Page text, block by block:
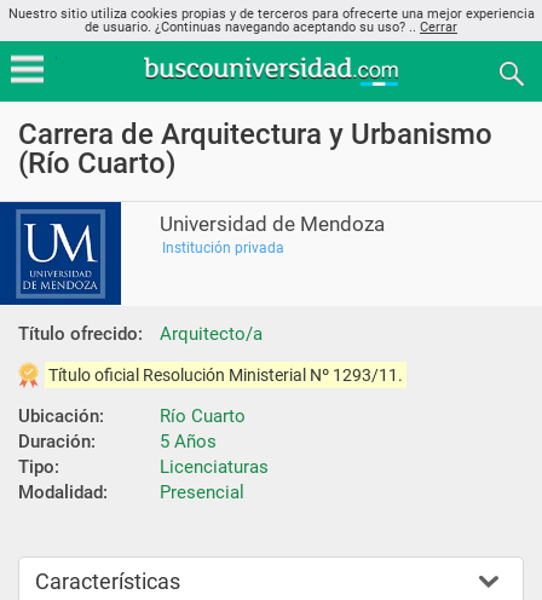
Nuestro sitio utiliza cookies propias y de terceros para ofrecerte una mejor experiencia
de usuario. ¿Continuas navegando aceptando su uso? .. Cerrar
Carrera de Arquitectura y Urbanismo
(Río Cuarto)
Universidad de Mendoza
Institución privada
Título ofrecido: Arquitecto/a
Título oficial Resolución Ministerial Nº 1293/11.
Ubicación:
Río Cuarto
Duración:
5 Años
Tipo:
Licenciaturas
Modalidad:
Presencial
Características